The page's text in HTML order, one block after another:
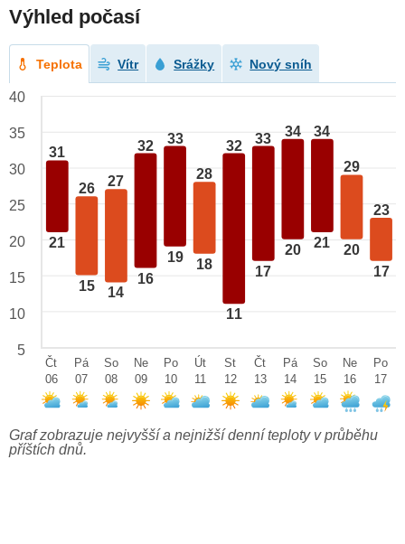
Výhled počasí
Teplota Vítr Srážky Nový sníh
31
21
26
15
27
14
32
16
33
19
28
18
32
11
33
17
34
20
34
21
29
20
23
17
40
35
30
25
20
15
10
5
Čt
06
Pá
07
So
08
Ne
09
Po
10
Út
11
St
12
Čt
13
Pá
14
So
15
Ne
16
Po
17
Graf zobrazuje nejvyšší a nejnižší denní teploty v průběhu
příštích dnů.